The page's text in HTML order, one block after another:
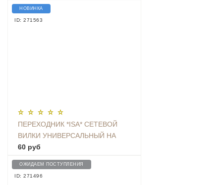
НОВИНКА
ID: 271563
ПЕРЕХОДНИК *ISA* СЕТЕВОЙ
ВИЛКИ УНИВЕРСАЛЬНЫЙ НА
ЕВРО С ЗАЗЕМЛЕНИЕМ KT-168
60 руб
ОЖИДАЕМ ПОСТУПЛЕНИЯ
ID: 271496